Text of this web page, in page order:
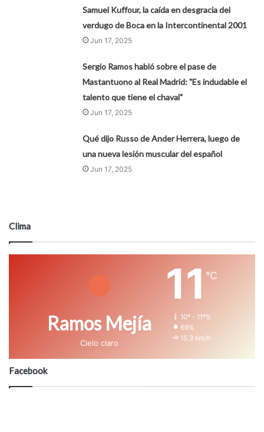
Samuel Kuffour, la caída en desgracia del
verdugo de Boca en la Intercontinental 2001
Jun 17, 2025
Sergio Ramos habló sobre el pase de
Mastantuono al Real Madrid: "Es indudable el
talento que tiene el chaval"
Jun 17, 2025
Qué dijo Russo de Ander Herrera, luego de
una nueva lesión muscular del español
Jun 17, 2025
Clima
Ramos Mejía
Cielo claro
11 ℃
10º - 11º%
69%
15.3 km/h
Facebook